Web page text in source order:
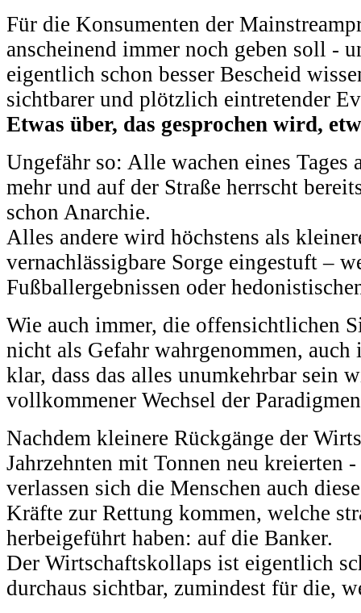
Für die Konsumenten der
anscheinend immer noch geben soll -
eigentlich schon besser Bescheid
sichtbarer und plötzlich eintretender
Etwas über, das gesprochen wird,
Ungefähr so: Alle wachen eines Tages
mehr und auf der Straße herrscht
schon Anarchie.
Alles andere wird höchstens als
vernachlässigbare Sorge eingestuft –
Fußballergebnissen oder
Wie auch immer, die offensichtlichen
nicht als Gefahr wahrgenommen,
klar, dass das alles unumkehrbar sein
vollkommener Wechsel der
Nachdem kleinere Rückgänge der
Jahrzehnten mit Tonnen neu kreierten
verlassen sich die Menschen auch
Kräfte zur Rettung kommen, welche
herbeigeführt haben: auf die Banker.
Der Wirtschaftskollaps ist eigentlich
durchaus sichtbar, zumindest für die,